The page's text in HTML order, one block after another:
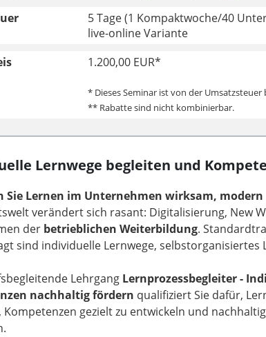
5 Tage (1 Kompaktwoche/40
live-online Variante
1.200,00 EUR*
* Dieses Seminar ist von der Umsatzsteuer
** Rabatte sind nicht kombinierbar.
Lernwege begleiten und
Sie Lernen im Unternehmen wirksam,
verändert sich rasant: Digitalisierung, New
der betrieblichen Weiterbildung.
sind individuelle Lernwege,
Lehrgang Lernprozessbegleiter -
nachhaltig fördern qualifiziert Sie dafür,
Kompetenzen gezielt zu entwickeln und